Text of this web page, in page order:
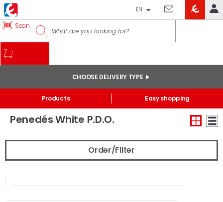
LOG IN
Online orders
My products purchased at the shop and online
Lists
EN
Scan
Products
CHOOSE DELIVERY TYPE
Easy shopping
Drinks /
Penedés White P.D.O.
Order/Filter